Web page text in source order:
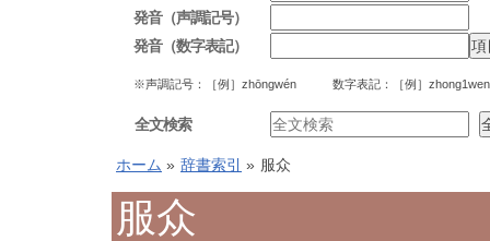
発音（声調記号）
発音（数字表記）
※声調記号：［例］zhōngwén 数字表記：［例］
全文検索
ホーム » 辞書索引 » 服众
服众